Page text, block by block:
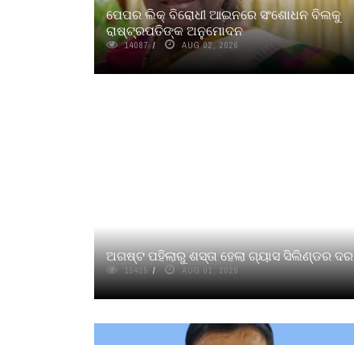
ପେପର ଲିକ୍ ବିରୋଧୀ ଆଇନରେ ସଂଶୋଧନ ବିଲକୁ
ରାଷ୍ଟ୍ରପତିଙ୍କ ଅନୁମୋଦନ
14087 AUG 02, 2026
ଅଗଷ୍ଟ ପହିଲାରୁ ଶସ୍ତା ହେଲା ଗ୍ୟାସ ସିଲିଣ୍ଡର ଦର
15425 AUG 01, 2026